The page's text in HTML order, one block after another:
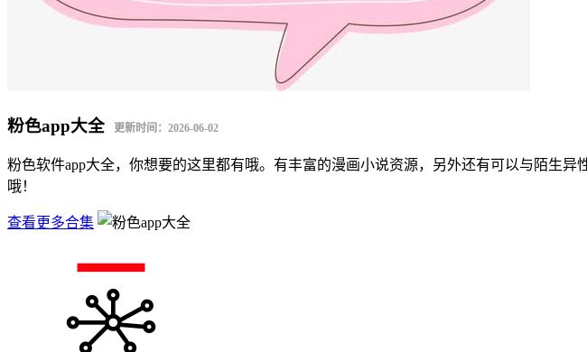
粉色app大全 更新时间：2026-06-02
粉色软件app大全，你想要的这里都有哦。有丰富的漫画小说资源，另外还有可以与陌生
哦！
查看更多合集